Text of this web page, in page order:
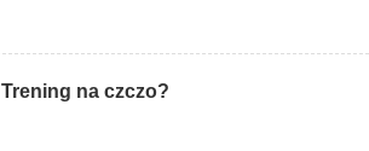
Trening na czczo?